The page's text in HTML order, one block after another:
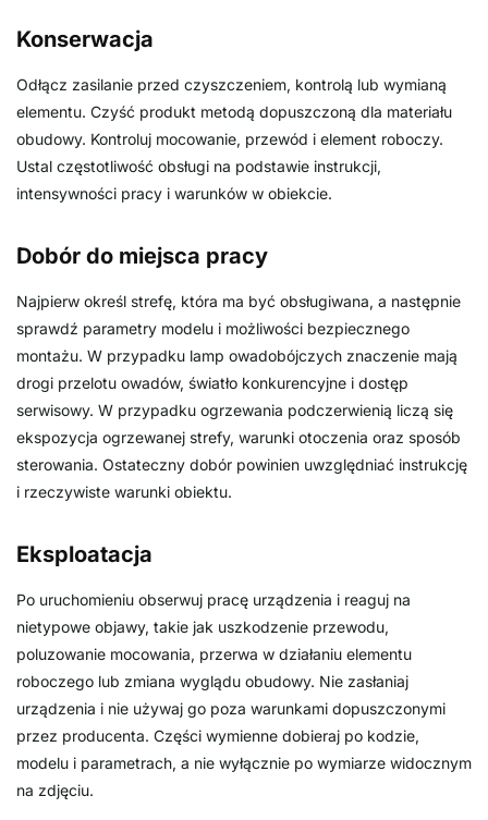
Konserwacja
Odłącz zasilanie przed czyszczeniem, kontrolą lub wymianą
elementu. Czyść produkt metodą dopuszczoną dla materiału
obudowy. Kontroluj mocowanie, przewód i element roboczy.
Ustal częstotliwość obsługi na podstawie instrukcji,
intensywności pracy i warunków w obiekcie.
Dobór do miejsca pracy
Najpierw określ strefę, która ma być obsługiwana, a następnie
sprawdź parametry modelu i możliwości bezpiecznego
montażu. W przypadku lamp owadobójczych znaczenie mają
drogi przelotu owadów, światło konkurencyjne i dostęp
serwisowy. W przypadku ogrzewania podczerwienią liczą się
ekspozycja ogrzewanej strefy, warunki otoczenia oraz sposób
sterowania. Ostateczny dobór powinien uwzględniać instrukcję
i rzeczywiste warunki obiektu.
Eksploatacja
Po uruchomieniu obserwuj pracę urządzenia i reaguj na
nietypowe objawy, takie jak uszkodzenie przewodu,
poluzowanie mocowania, przerwa w działaniu elementu
roboczego lub zmiana wyglądu obudowy. Nie zasłaniaj
urządzenia i nie używaj go poza warunkami dopuszczonymi
przez producenta. Części wymienne dobieraj po kodzie,
modelu i parametrach, a nie wyłącznie po wymiarze widocznym
na zdjęciu.